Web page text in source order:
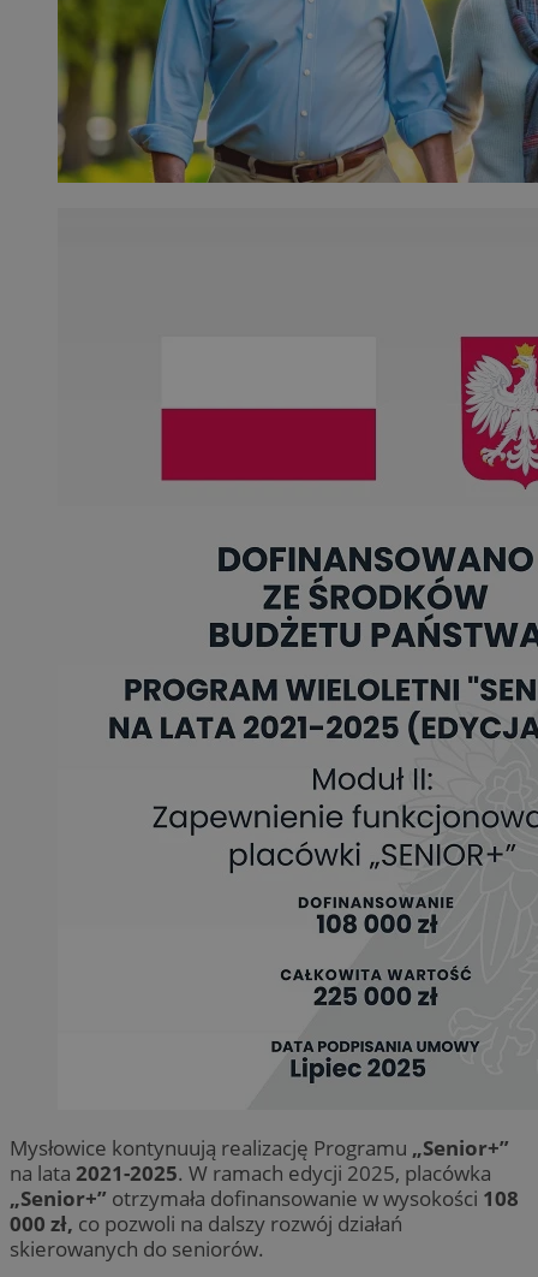
Mysłowice kontynuują realizację Programu „Senior+”
na lata 2021-2025. W ramach edycji 2025, placówka
„Senior+” otrzymała dofinansowanie w wysokości 108
000 zł, co pozwoli na dalszy rozwój działań
skierowanych do seniorów.